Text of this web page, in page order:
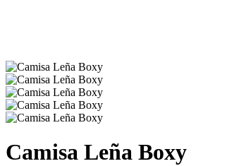
Camisa Leña Boxy